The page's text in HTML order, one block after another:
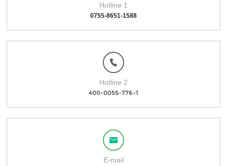
Hotline 1
0755-8651-1588
Hotline 2
400-0055-776-1
E-mail